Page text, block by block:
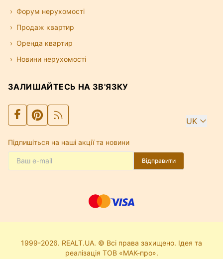
Форум нерухомості
Продаж квартир
Оренда квартир
Новини нерухомості
ЗАЛИШАЙТЕСЬ НА ЗВ'ЯЗКУ
UK
Підпишіться на наші акції та новини
Відправити
1999-2026. REALT.UA. © Всі права захищено. Ідея та
реалізація ТОВ «МАК-про».